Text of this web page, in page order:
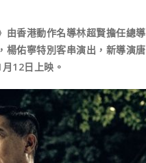
由香港動作名導林超賢擔任總
楊佑寧特別客串演出，新導演
12日上映。